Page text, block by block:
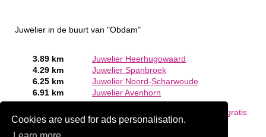
Cookies are used for ads personalisation.
Juwelier in de buurt van "Obdam"
3.89 km
Juwelier Heerhugowaard
4.29 km
Juwelier Spanbroek
6.25 km
Juwelier Noord-Scharwoude
6.91 km
Juwelier Avenhorn
Meld een bedrijf gratis
aan